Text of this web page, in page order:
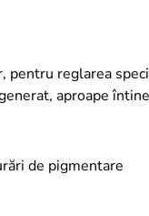
reglarea
aproape
de pigmentare